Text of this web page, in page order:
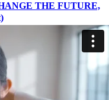
THE FUTURE,